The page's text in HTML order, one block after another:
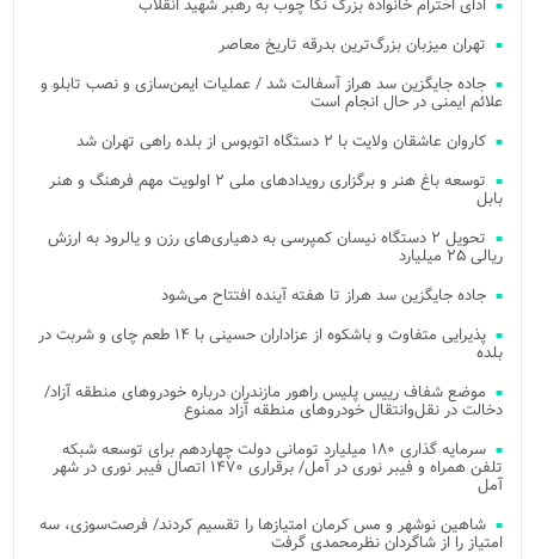
ادای احترام خانواده بزرگ نکا چوب به رهبر شهید انقلاب
تهران میزبان بزرگ‌ترین بدرقه تاریخ معاصر
جاده جایگزین سد هراز آسفالت شد / عملیات ایمن‌سازی و نصب تابلو و
علائم ایمنی در حال انجام است
کاروان عاشقان ولایت با ۲ دستگاه اتوبوس از بلده راهی تهران شد
توسعه باغ هنر و برگزاری رویدادهای ملی ۲ اولویت مهم فرهنگ و هنر
بابل
تحویل ۲ دستگاه نیسان کمپرسی به دهیاری‌های رزن و یالرود به ارزش
ریالی ۲۵ میلیارد
جاده جایگزین سد هراز تا هفته آینده افتتاح می‌شود
پذیرایی متفاوت و باشکوه از عزاداران حسینی با ۱۴ طعم چای و شربت در
بلده
موضع شفاف رییس پلیس راهور مازندران درباره خودروهای منطقه آزاد/
دخالت در نقل‌وانتقال خودروهای منطقه آزاد ممنوع
سرمایه گذاری ۱۸۰ میلیارد تومانی دولت چهاردهم برای توسعه شبکه
تلفن همراه و فیبر نوری در آمل/ برقراری ۱۴۷۰ اتصال فیبر نوری در شهر
آمل
شاهین نوشهر و مس کرمان امتیازها را تقسیم کردند/ فرصت‌سوزی، سه
امتیاز را از شاگردان نظرمحمدی گرفت